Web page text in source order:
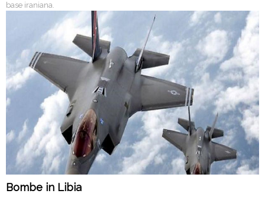
base iraniana.
Bombe in Libia